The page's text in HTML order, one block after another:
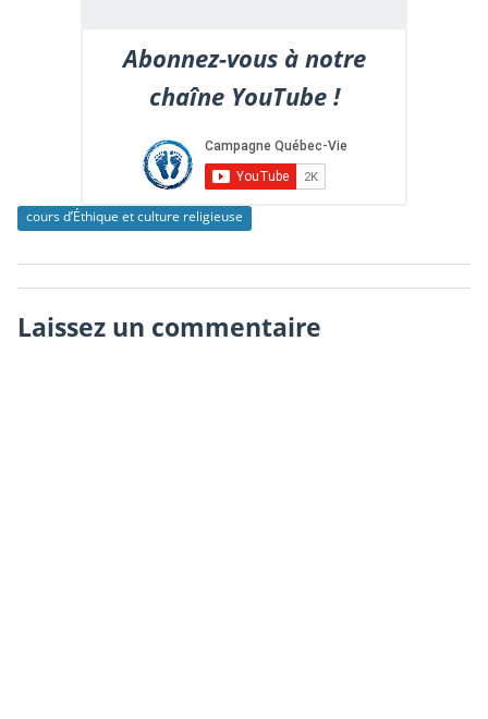
Abonnez-vous à notre
chaîne YouTube !
cours d’Éthique et culture religieuse
Laissez un commentaire